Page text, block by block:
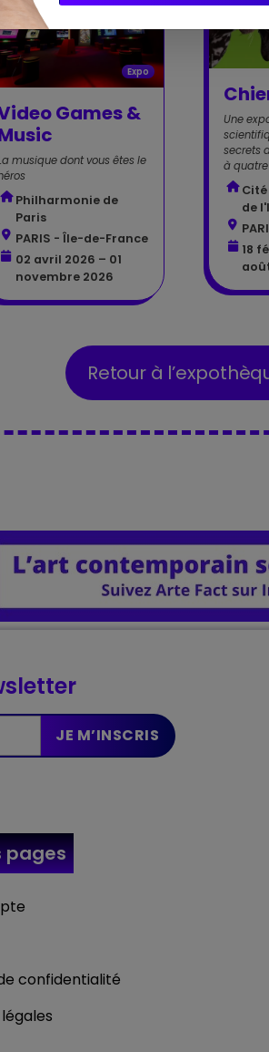
Expo
Games &
musique dont vous êtes le
Philharmonie de
Paris
PARIS - Île-de-France
02 avril 2026 – 01
novembre 2026
Une
secrets
à
de
18
Retour à
pages
confidentialité